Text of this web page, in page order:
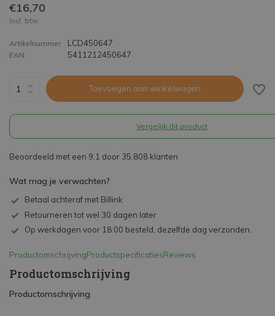
€16,70
Incl. btw
Artikelnummer LCD450647
EAN 5411212450647
Toevoegen aan winkelwagen
Vergelijk dit product
Beoordeeld met een 9,1 door 35.808 klanten
Wat mag je verwachten?
Betaal achteraf met Billink
Retourneren tot wel 30 dagen later
Op werkdagen voor 18:00 besteld, dezelfde dag verzonden.
ProductomschrijvingProductspecificatiesReviews
Productomschrijving
Productomschrijving